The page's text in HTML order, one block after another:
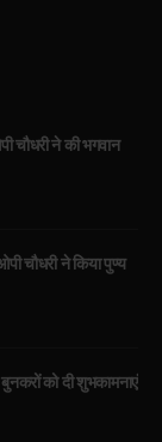
चौधरी ने की भगवान
चौधरी ने किया पुण्य
बुनकरों को दी शुभकामनाएं